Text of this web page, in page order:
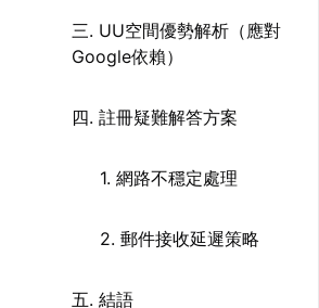
三. UU空間優勢解析（應對
Google依賴）
四. 註冊疑難解答方案
1. 網路不穩定處理
2. 郵件接收延遲策略
五. 結語